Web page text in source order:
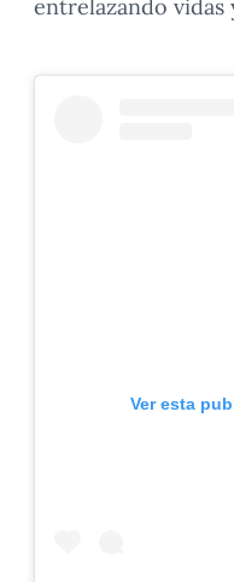
entrelazando vidas
Ver esta